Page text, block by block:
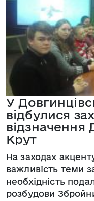
У
відбулися
відзначення
Крут
На заходах
важливість теми
необхідність
розбудови